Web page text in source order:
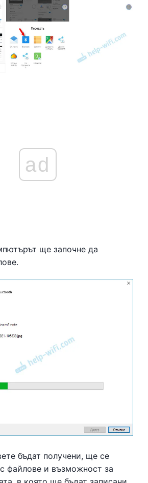
ad
ще започне да
бъдат получени, ще се
файлове и възможност за